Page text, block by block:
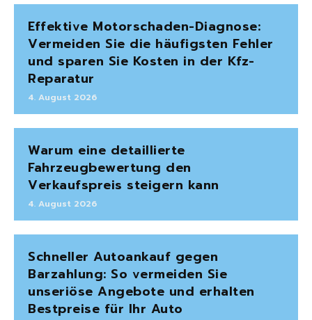
Effektive Motorschaden-Diagnose:
Vermeiden Sie die häufigsten Fehler
und sparen Sie Kosten in der Kfz-
Reparatur
4. August 2026
Warum eine detaillierte
Fahrzeugbewertung den
Verkaufspreis steigern kann
4. August 2026
Schneller Autoankauf gegen
Barzahlung: So vermeiden Sie
unseriöse Angebote und erhalten
Bestpreise für Ihr Auto